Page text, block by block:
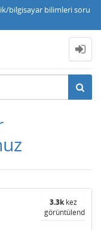
bilgisayar bilimleri soru
3.3kkez
görüntülendi